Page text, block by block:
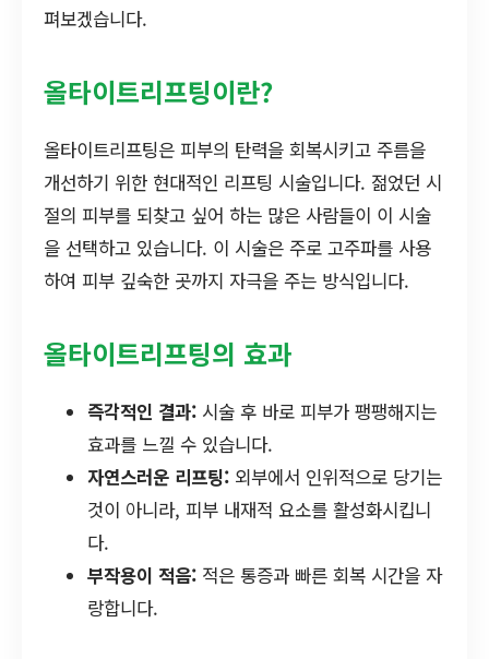
펴보겠습니다.
올타이트리프팅이란?
올타이트리프팅은 피부의 탄력을 회복시키고 주름을
개선하기 위한 현대적인 리프팅 시술입니다. 젊었던 시
절의 피부를 되찾고 싶어 하는 많은 사람들이 이 시술
을 선택하고 있습니다. 이 시술은 주로 고주파를 사용
하여 피부 깊숙한 곳까지 자극을 주는 방식입니다.
올타이트리프팅의 효과
즉각적인 결과: 시술 후 바로 피부가 팽팽해지는
효과를 느낄 수 있습니다.
자연스러운 리프팅: 외부에서 인위적으로 당기는
것이 아니라, 피부 내재적 요소를 활성화시킵니
다.
부작용이 적음: 적은 통증과 빠른 회복 시간을 자
랑합니다.